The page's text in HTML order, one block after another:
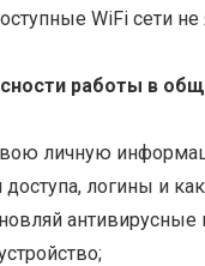
Wi­Fi сети
работы в
личную
логины и